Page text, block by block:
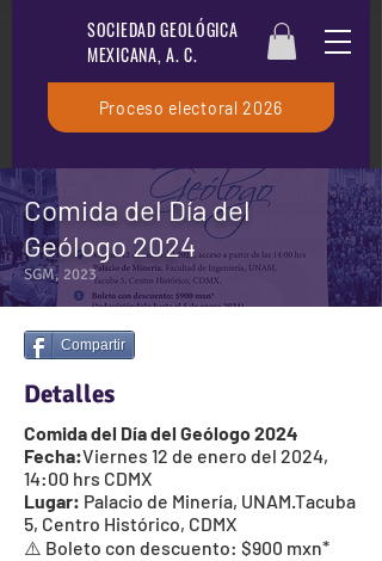
SOCIEDAD GEOLÓGICA
MEXICANA, A. C.
Proceso electoral 2026
Comida del Día del
Geólogo 2024
SGM, 2023
Compartir
Detalles
Comida del Día del Geólogo 2024
Fecha:Viernes 12 de enero del 2024,
14:00 hrs CDMX
Lugar: Palacio de Minería, UNAM.Tacuba
5, Centro Histórico, CDMX
⚠️ Boleto con descuento: $900 mxn*